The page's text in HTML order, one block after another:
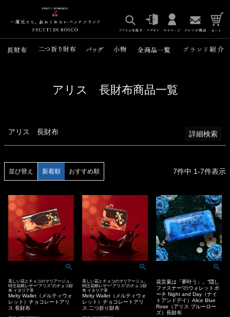
アリス 長財布商品一覧
アリス 長財布 詳細検索
新着順
登録順
価格が安い順
キーワードヒット順
並び替え 新着順 おすすめ順 7件中 1-7件表示
美しい花とチョコのマリアージュ。
特注花柄レザー“アリス”のチョコ財
布 イタリア革
Melty Wallet（メルティウォ
レット）チョコレートアリ
ス 長財布
美しい花とチョコのマリアージュ。
特注花柄レザー“アリス”のチョコ財
布 イタリア革
Melty Wallet（メルティウォ
レット）チョコレートアリ
ス 二つ折り財布
花言葉は「夢叶う」。“隠し
ファスナー”のウォレットポ
ーチ Night and Day（ナイ
トアンドデイ）Alice Blue
Rose（アリス ブルーロー
ズ）長財布